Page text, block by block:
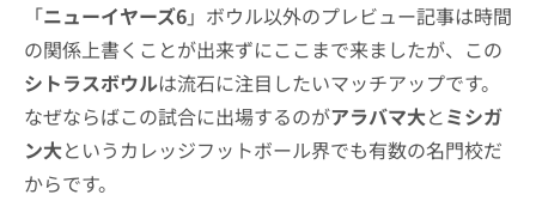
「ニューイヤーズ6」ボウル以外のプレビュー記事は時間
の関係上書くことが出来ずにここまで来ましたが、この
シトラスボウルは流石に注目したいマッチアップです。
なぜならばこの試合に出場するのがアラバマ大とミシガ
ン大というカレッジフットボール界でも有数の名門校だ
からです。